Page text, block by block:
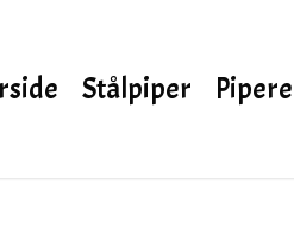
Stålpiper